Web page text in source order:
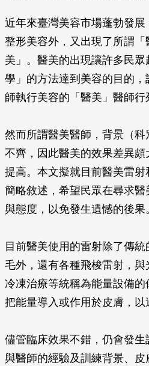
近年來臺灣美容市場蓬勃發
整形美容外，又出現了所謂
美」。醫美的出現讓許多民
學」的方法達到美容的目的
師執行美容的「醫美」醫師行
然而所謂醫美醫師，背景（
不齊，因此醫美的效果差異
提高。本文擬就目前醫美雷
簡略敘述，希望民眾在尋求
與態度，以免發生遺憾的後果
目前醫美使用的雷射除了傳
毛外，還有各種飛梭雷射，與
冷凍治療等統稱為能量設備
把能量導入或作用於皮膚，以
儘管臨床效果不錯，仍會發
與醫師的經驗及訓練背景、